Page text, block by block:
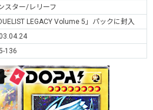
スター/レリーフ
LEGACY Volume 5」パックに封入
136